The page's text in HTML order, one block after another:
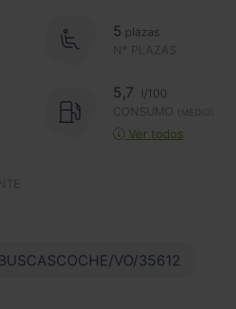
Nº PLAZAS
5 plazas
5,7
l/100
CONSUMO
(MEDIO)
Ver todos
VO/35612